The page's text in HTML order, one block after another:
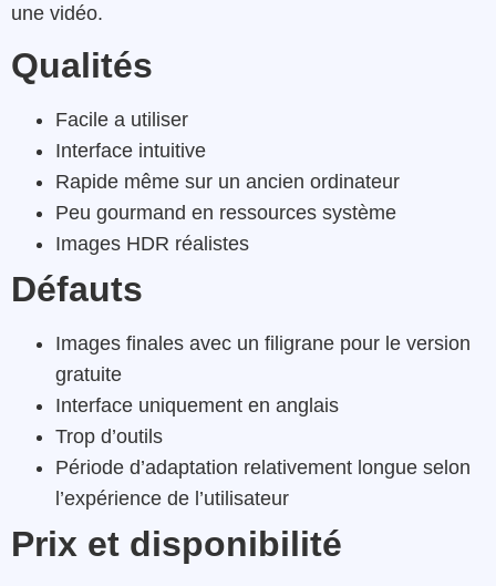
une vidéo.
Qualités
Facile a utiliser
Interface intuitive
Rapide même sur un ancien ordinateur
Peu gourmand en ressources système
Images HDR réalistes
Défauts
Images finales avec un filigrane pour le version
gratuite
Interface uniquement en anglais
Trop d’outils
Période d’adaptation relativement longue selon
l’expérience de l’utilisateur
Prix et disponibilité